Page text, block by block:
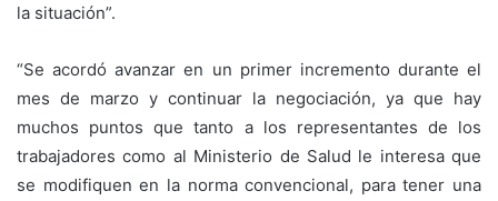
la situación”.
“Se acordó avanzar en un primer incremento durante el
mes de marzo y continuar la negociación, ya que hay
muchos puntos que tanto a los representantes de los
trabajadores como al Ministerio de Salud le interesa que
se modifiquen en la norma convencional, para tener una